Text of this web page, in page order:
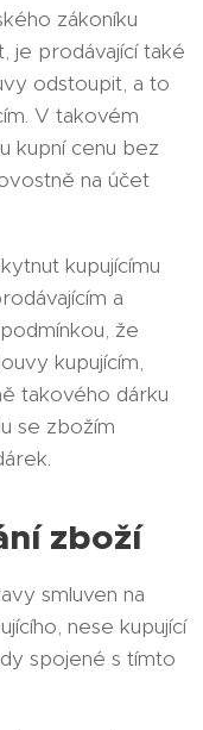
zákoníku
je prodávající také
odstoupit, a to
V takovém
kupní cenu bez
na účet
kupujícímu
a
že
kupujícím,
takového dárku
se zbožím
zboží
smluven na
nese kupující
spojené s tímto